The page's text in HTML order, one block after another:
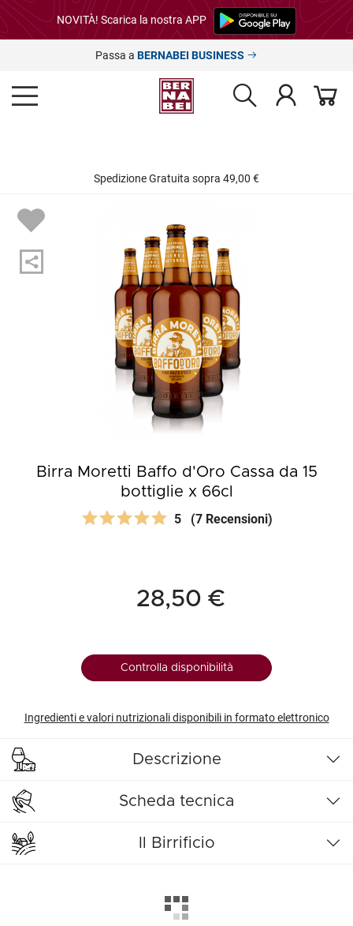
NOVITÀ! Scarica la nostra APP
Passa a BERNABEI BUSINESS
Spedizione Gratuita sopra 49,00 €
Birra Moretti Baffo d'Oro Cassa da 15
bottiglie x 66cl
5 (7 Recensioni)
28,50 €
Controlla disponibilità
Ingredienti e valori nutrizionali disponibili in formato elettronico
Descrizione
Scheda tecnica
Il Birrificio